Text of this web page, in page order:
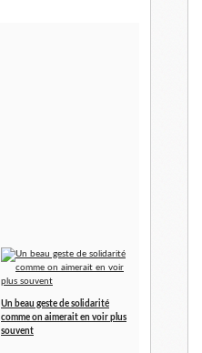
Un beau geste de solidarité
comme on aimerait en voir plus
souvent